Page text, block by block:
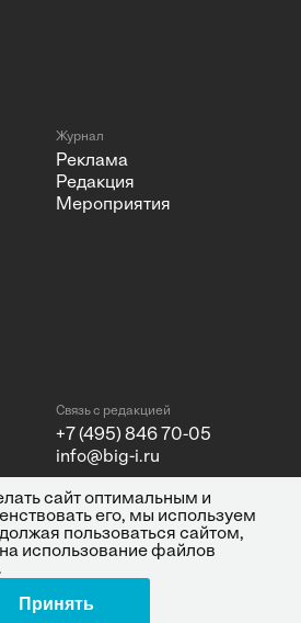
Журнал
Реклама
Редакция
Мероприятия
Связь с редакцией
+7 (495) 846 70-05
info@big-i.ru
Медиа"
сайт оптимальным и
его, мы используем
пользоваться сайтом,
использование файлов
Принять